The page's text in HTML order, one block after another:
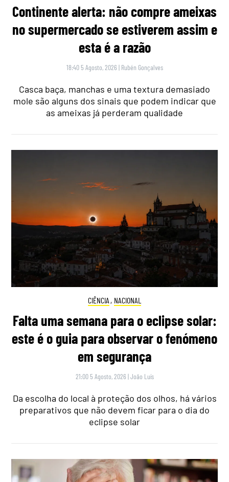
Continente alerta: não compre ameixas
no supermercado se estiverem assim e
esta é a razão
18:40 5 Agosto, 2026 | Rubén Gonçalves
Casca baça, manchas e uma textura demasiado
mole são alguns dos sinais que podem indicar que
as ameixas já perderam qualidade
CIÊNCIA , NACIONAL
Falta uma semana para o eclipse solar:
este é o guia para observar o fenómeno
em segurança
21:00 5 Agosto, 2026 |João Luís
Da escolha do local à proteção dos olhos, há vários
preparativos que não devem ficar para o dia do
eclipse solar